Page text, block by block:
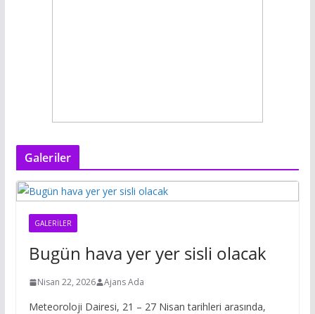
Galeriler
GALERILER
Bugün hava yer yer sisli olacak
Nisan 22, 2026 Ajans Ada
Meteoroloji Dairesi, 21 – 27 Nisan tarihleri arasında,